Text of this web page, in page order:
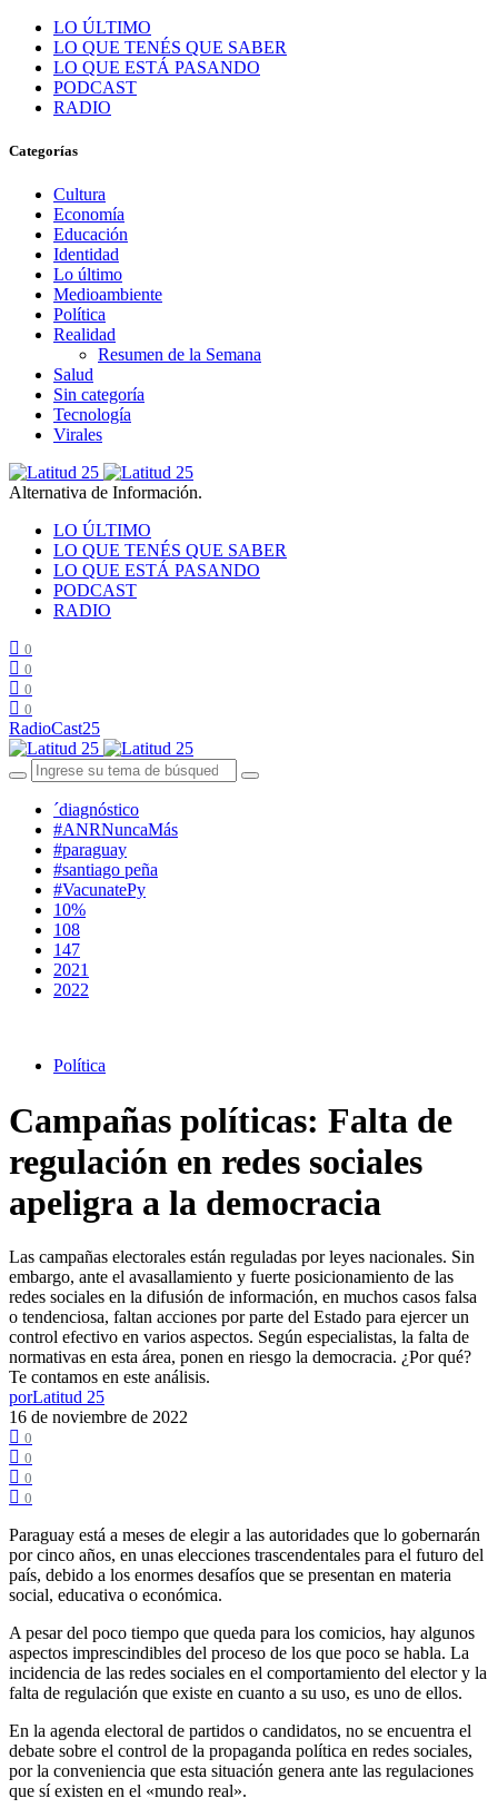
LO ÚLTIMO
LO QUE TENÉS QUE SABER
LO QUE ESTÁ PASANDO
PODCAST
RADIO
Categorías
Cultura
Economía
Educación
Identidad
Lo último
Medioambiente
Política
Realidad
Resumen de la Semana
Salud
Sin categoría
Tecnología
Virales
Alternativa de Información.
LO ÚLTIMO
LO QUE TENÉS QUE SABER
LO QUE ESTÁ PASANDO
PODCAST
RADIO
0
0
0
0
RadioCast25
´diagnóstico
#ANRNuncaMás
#paraguay
#santiago peña
#VacunatePy
10%
108
147
2021
2022
Política
Campañas políticas: Falta de
regulación en redes sociales
apeligra a la democracia
Las campañas electorales están reguladas por leyes nacionales. Sin
embargo, ante el avasallamiento y fuerte posicionamiento de las
redes sociales en la difusión de información, en muchos casos falsa
o tendenciosa, faltan acciones por parte del Estado para ejercer un
control efectivo en varios aspectos. Según especialistas, la falta de
normativas en esta área, ponen en riesgo la democracia. ¿Por qué?
Te contamos en este análisis.
porLatitud 25
16 de noviembre de 2022
0
0
0
0
Paraguay está a meses de elegir a las autoridades que lo gobernarán
por cinco años, en unas elecciones trascendentales para el futuro del
país, debido a los enormes desafíos que se presentan en materia
social, educativa o económica.
A pesar del poco tiempo que queda para los comicios, hay algunos
aspectos imprescindibles del proceso de los que poco se habla. La
incidencia de las redes sociales en el comportamiento del elector y la
falta de regulación que existe en cuanto a su uso, es uno de ellos.
En la agenda electoral de partidos o candidatos, no se encuentra el
debate sobre el control de la propaganda política en redes sociales,
por la conveniencia que esta situación genera ante las regulaciones
que sí existen en el «mundo real».